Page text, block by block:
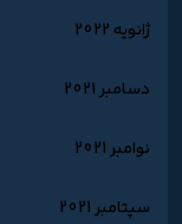
ژانویه 2022
دسامبر 2021
نوامبر 2021
سپتامبر 2021